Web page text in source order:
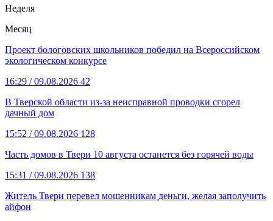
Неделя
Месяц
Проект бологовских школьников победил на Всероссийском
экологическом конкурсе
16:29 / 09.08.2026 42
В Тверской области из-за неисправной проводки сгорел
дачный дом
15:52 / 09.08.2026 128
Часть домов в Твери 10 августа останется без горячей воды
15:31 / 09.08.2026 138
Житель Твери перевел мошенникам деньги, желая заполучить
айфон